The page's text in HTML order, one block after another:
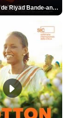
Les Silences de Riyad Bande-annonce VO STFR